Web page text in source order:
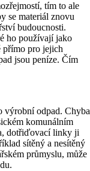
tím to ale
se materiál znovu
budoucnosti.
ho používají jako
přímo pro jejich
jsou peníze. Čím
výrobní odpad. Chyba
komunálním
dotřiďovací linky ji
sítěný a nesítěný
průmyslu, může